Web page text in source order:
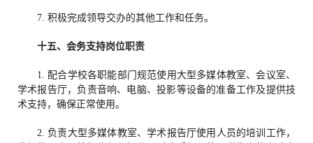
7. 积极完成领导交办的其他工作和任务。
十五、 会务支持岗位职责
1. 配合学校各职能部门规范使用大型多媒体教室、会议室、
学术报告厅，负责音响、电脑、投影等设备的准备工作及提供技
术支持，确保正常使用。
2. 负责大型多媒体教室、学术报告厅使用人员的培训工作，